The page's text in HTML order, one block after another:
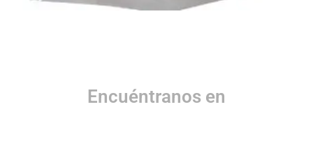
Encuéntranos en